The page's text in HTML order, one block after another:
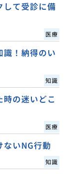
して受診に備
医療
識！納得のい
知識
の迷いどこ
医療
ないNG行動
知識